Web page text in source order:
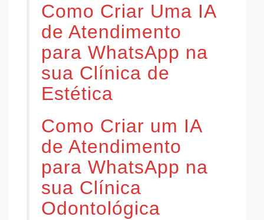
Como Criar Uma IA
de Atendimento
para WhatsApp na
sua Clínica de
Estética
Como Criar um IA
de Atendimento
para WhatsApp na
sua Clínica
Odontológica